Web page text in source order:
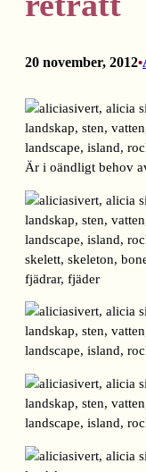
20 november, 2012•
Är i oändligt behov